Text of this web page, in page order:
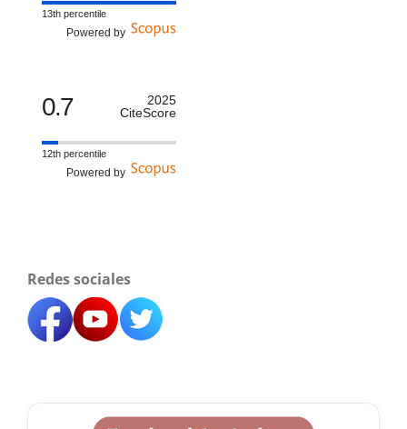
13th percentile
Powered by
0.7
2025
CiteScore
12th percentile
Powered by
Redes sociales